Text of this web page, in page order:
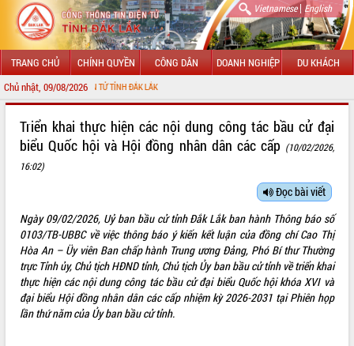
Vietnamese| English
TRANG CHỦ CHÍNH QUYỀN CÔNG DÂN DOANH NGHIỆP DU KHÁCH
Chủ nhật, 09/08/2026
THÔNG TIN ĐIỆN TỬ TỈNH ĐẮK LẮK
LÃNH ĐẠO UBND TỈNH
SỞ, BAN, NGÀNH
UBND CÁC XÃ, PHƯỜNG
THÔNG TIN CHỈ ĐẠO ĐIỀU HÀNH
HỆ THỐNG VĂN BẢN
Triển khai thực hiện các nội dung công tác bầu cử đại
biểu Quốc hội và Hội đồng nhân dân các cấp (10/02/2026,
16:02)
Đọc bài viết
Ngày 09/02/2026, Uỷ ban bầu cử tỉnh Đắk Lắk ban hành Thông báo số
0103/TB-UBBC về việc thông báo ý kiến kết luận của đồng chí Cao Thị
Hòa An – Üy viên Ban chấp hành Trung ương Đảng, Phó Bí thư Thường
trực Tỉnh ủy, Chủ tịch HĐND tỉnh, Chủ tịch Ủy ban bầu cử tỉnh về triển khai
thực hiện các nội dung công tác bầu cử đại biểu Quốc hội khóa XVI và
đại biểu Hội đồng nhân dân các cấp nhiệm kỳ 2026-2031 tại Phiên họp
lần thứ năm của Ủy ban bầu cử tỉnh.